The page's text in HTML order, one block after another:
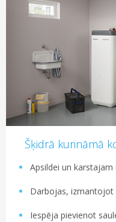
Šķidrā kurināmā
Apsildei un karstajam
Darbojas, izmantojot
Iespēja pievienot